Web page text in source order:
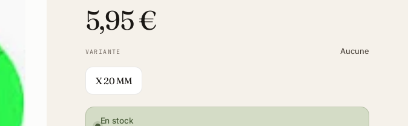
5,95 €
VARIANTE Aucune
X 20 MM
En stock